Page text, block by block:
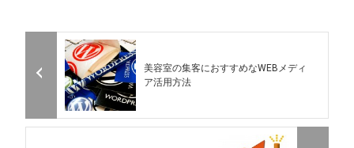
美容室の集客におすすめなWEBメディ
ア活用方法